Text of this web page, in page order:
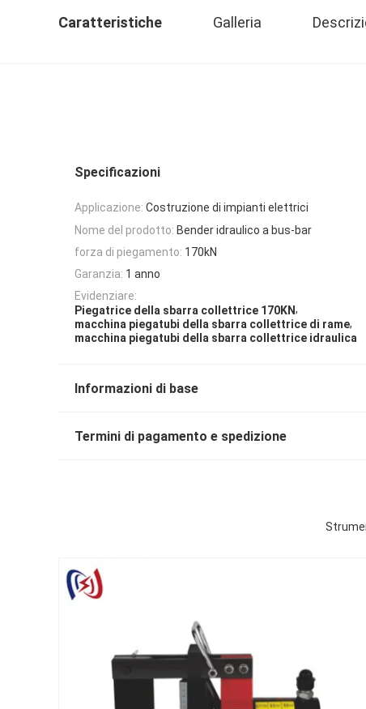
Caratteristiche Galleria
Specificazioni
Applicazione: Costruzione di impianti elettrici
Nome del prodotto: Bender idraulico a bus-bar
forza di piegamento: 170kN
Garanzia: 1 anno
Evidenziare:
Piegatrice della sbarra collettrice 170KN,
macchina piegatubi della sbarra collettrice di rame,
macchina piegatubi della sbarra collettrice idraulica
Informazioni di base
Termini di pagamento e spedizione